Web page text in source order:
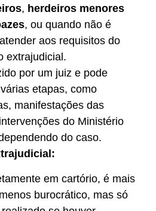
, herdeiros menores
, ou quando não é
aos requisitos do
extrajudicial.
por um juiz e pode
etapas, como
manifestações das
do Ministério
do caso.
em cartório, é mais
burocrático, mas só